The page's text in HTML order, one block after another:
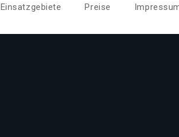
Einsatzgebiete Preise